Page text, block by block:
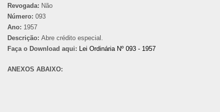
Revogada: Não
Número: 093
Ano: 1957
Descrição: Abre crédito especial.
Faça o Download aqui: Lei Ordinária Nº 093 - 1957
ANEXOS ABAIXO: